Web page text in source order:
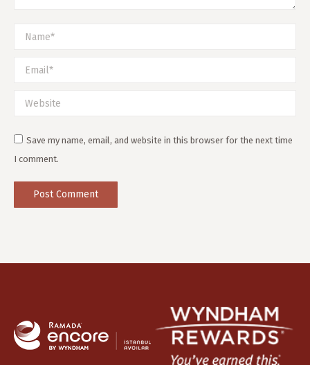
Name *
Email *
Website
Save my name, email, and website in this browser for the next time
I comment.
Post Comment